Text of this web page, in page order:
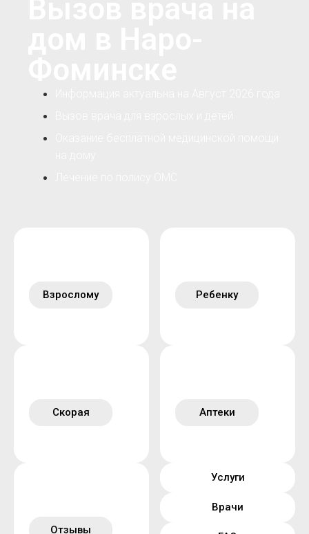
Взрослому Ребенку
Скорая Аптеки
Отзывы
Услуги
Врачи